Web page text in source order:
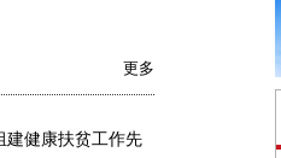
更多
健康扶贫工作先